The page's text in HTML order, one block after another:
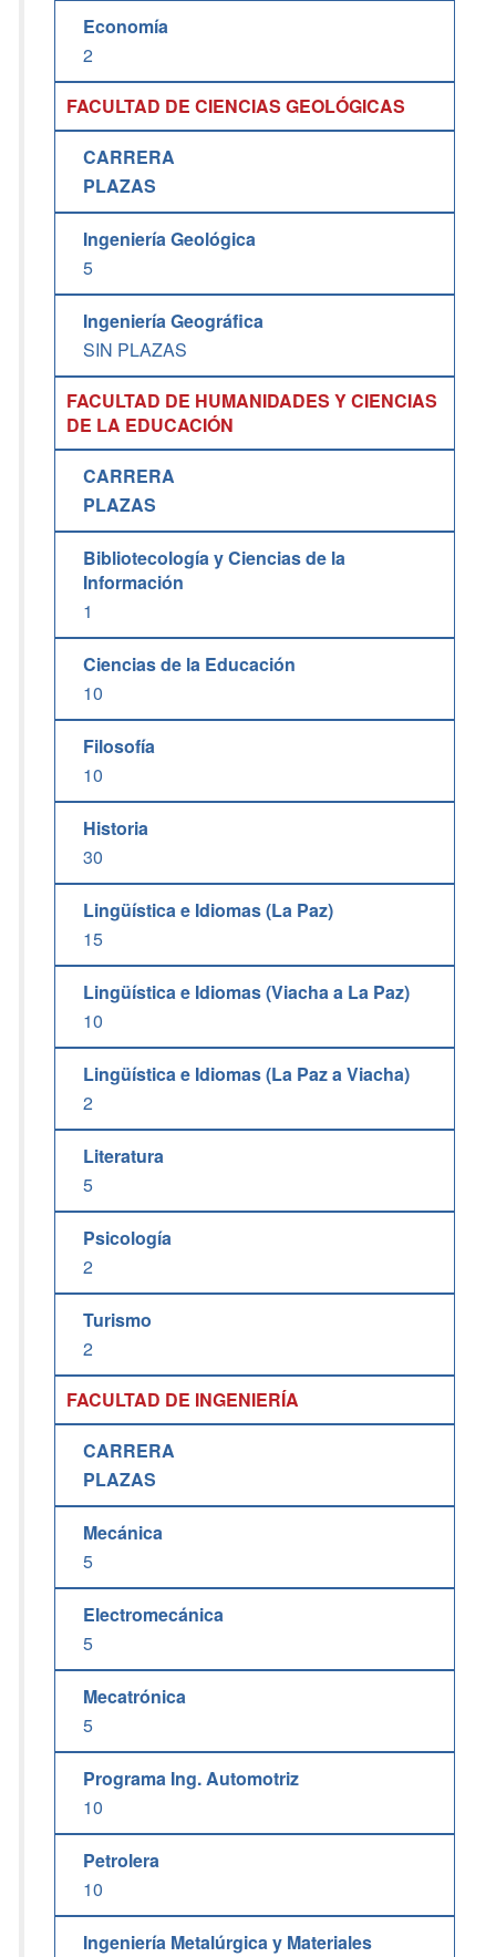
Economía
2
FACULTAD DE CIENCIAS GEOLÓGICAS
CARRERA
PLAZAS
Ingeniería Geológica
5
Ingeniería Geográfica
SIN PLAZAS
FACULTAD DE HUMANIDADES Y CIENCIAS
DE LA EDUCACIÓN
CARRERA
PLAZAS
Bibliotecología y Ciencias de la
Información
1
Ciencias de la Educación
10
Filosofía
10
Historia
30
Lingüística e Idiomas (La Paz)
15
Lingüística e Idiomas (Viacha a La Paz)
10
Lingüística e Idiomas (La Paz a Viacha)
2
Literatura
5
Psicología
2
Turismo
2
FACULTAD DE INGENIERÍA
CARRERA
PLAZAS
Mecánica
5
Electromecánica
5
Mecatrónica
5
Programa Ing. Automotriz
10
Petrolera
10
Ingeniería Metalúrgica y Materiales